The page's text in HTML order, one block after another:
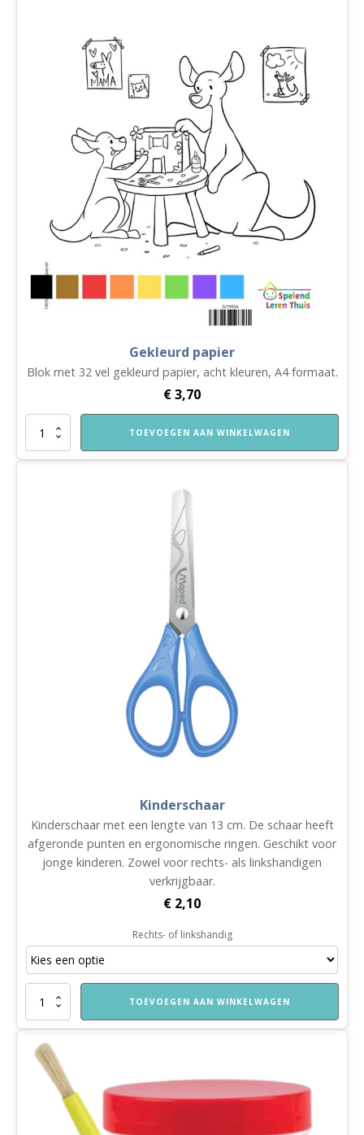
Gekleurd papier
Blok met 32 vel gekleurd papier, acht kleuren, A4 formaat.
€3,70
Gekleurd
aantal
TOEVOEGEN AAN WINKELWAGEN
Kinderschaar
Kinderschaar met een lengte van 13 cm. De schaar heeft
afgeronde punten en ergonomische ringen. Geschikt voor
jonge kinderen. Zowel voor rechts- als linkshandigen
verkrijgbaar.
€ 2,10
Rechts- of linkshandig
Kinderschaar
TOEVOEGEN AAN WINKELWAGEN